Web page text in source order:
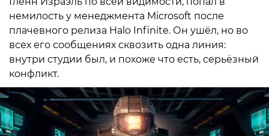
немилость у менеджмента Microsoft после
плачевного релиза Halo Infinite. Он ушёл, но во
всех его сообщениях сквозить одна линия:
внутри студии был, и похоже что есть, серьёзный
конфликт.